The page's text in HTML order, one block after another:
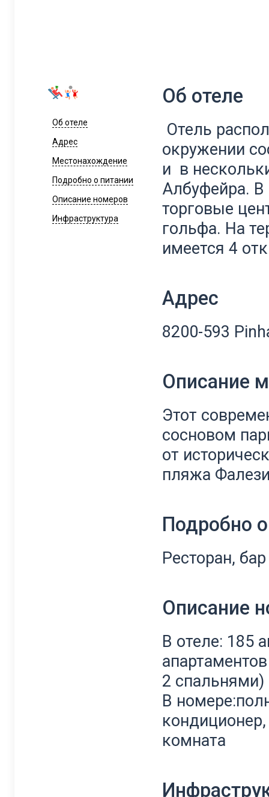
Об отеле
Адрес
Местонахождение
Подробно о питании
Описание номеров
Инфраструктура
Об отеле
Отель
окружении
и в
Албуфейра.
торговые
гольфа. На
имеется 4
Адрес
8200-593
Описание
Этот
сосновом
от
пляжа
Подробно
Ресторан, бар
Описание
В отеле: 185
2 спальнями)
В
комната